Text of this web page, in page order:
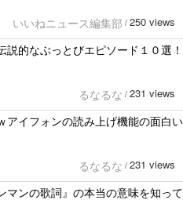
いいねニュース編集部 / 250 views
説的なぶっとびエピソード１０選！
るなるな / 231 views
アイフォンの読み上げ機能の面白い
るなるな / 231 views
マンの歌詞』の本当の意味を知って